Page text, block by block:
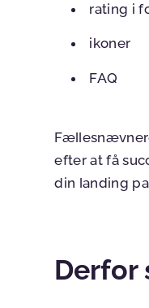
rating i
ikoner
FAQ
efter at få
din landing
Derfor